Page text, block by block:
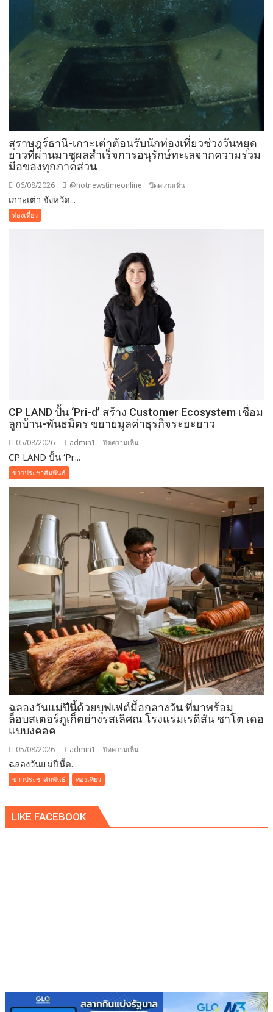
สุราษฎร์ธานี-เกาะเต่าต้อนรับนักท่องเที่ยวช่วงวันหยุด
ยาวที่ผ่านมาชูผลสำเร็จการอนุรักษ์ทะเลจากความร่วม
มือของทุกภาคส่วน
06/08/2026 @hotnewstimeonline ปิดความเห็น
สำเร็จ
การ
ร่วม
มือ
ของ
เกาะเต่า จังหวัด...
ท่องเที่ยว
CP LAND ปั้น ‘Pri-d’ สร้าง Customer Ecosystem เชื่อม
ลูกบ้าน-พันธมิตร ขยายมูลค่าธุรกิจระยะยาว
05/08/2026 admin1 ปิดความเห็น
‘Pri-
Customer
Ecosystem
เชื่อม
ลูก
พันธมิตร
ขยาย
มูลค่า
ธุรกิจ
ระยะ
ยาว
CP LAND ปั้น ‘Pr...
ข่าวประชาสัมพันธ์
ฉลองวันแม่ปีนี้ด้วยบุฟเฟต์มื้อกลางวัน ที่มาพร้อม
ล็อบสเตอร์ภูเก็ตย่างรสเลิศณ โรงแรมเรดิสัน ชาโต เดอ
แบบงคอค
05/08/2026 admin1 ปิดความเห็น
ด้วย
ณ
โรง
ฉลองวันแม่ปีนี้ด...
ข่าวประชาสัมพันธ์ ท่องเที่ยว
LIKE FACEBOOK